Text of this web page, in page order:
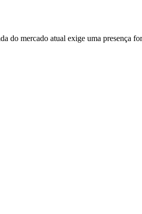
do mercado atual exige uma presença